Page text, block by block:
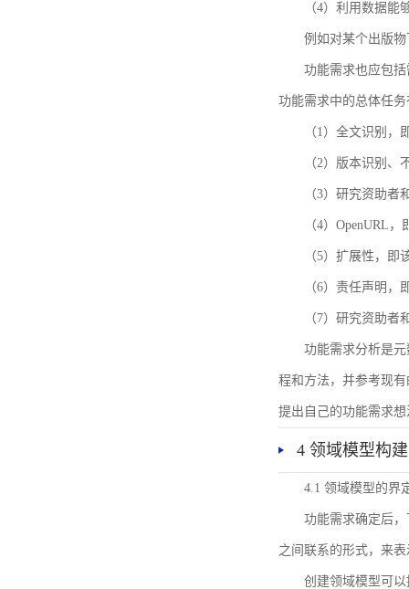
（4）利用数据能
例如对某个出版
功能需求也应包括
功能需求中的总体任
（1）全文识别
（2）版本识别、
（3）研究资助者
（4）OpenURL
（5）扩展性，
（6）责任声明，
（7）研究资助
功能需求分析是
程和方法，并参考现
提出自己的功能需求
4 领域模型构建
4.1 领域模型的界
功能需求确定后
之间联系的形式，来
创建领域模型可